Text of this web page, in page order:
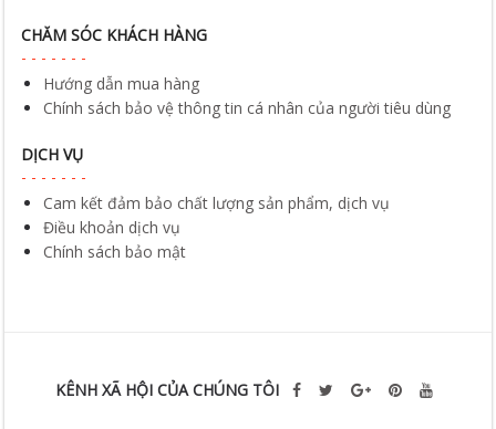
CHĂM SÓC KHÁCH HÀNG
Hướng dẫn mua hàng
Chính sách bảo vệ thông tin cá nhân của người tiêu dùng
DỊCH VỤ
Cam kết đảm bảo chất lượng sản phẩm, dịch vụ
Điều khoản dịch vụ
Chính sách bảo mật
KÊNH XÃ HỘI CỦA CHÚNG TÔI